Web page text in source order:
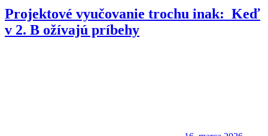
Projektové vyučovanie trochu inak: Keď
v 2. B ožívajú príbehy